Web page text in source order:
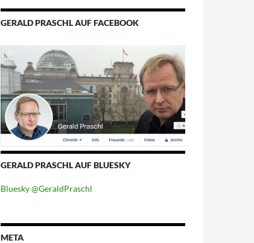
GERALD PRASCHL AUF FACEBOOK
GERALD PRASCHL AUF BLUESKY
Bluesky @GeraldPraschl
META